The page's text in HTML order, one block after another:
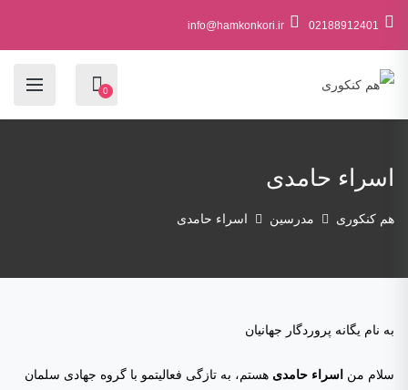
02188912401
info@hamkonkori.ir
0
اسراء حامدی
هم کنکوری مدرسین اسراء حامدی
به نام یگانه پروردگار جهانیان
سلام من اسراء حامدی هستم، به تازگی فعالیتمو با گروه جهادی سلمان